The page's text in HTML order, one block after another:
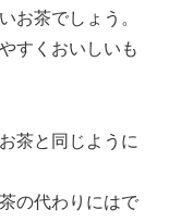
お茶でしょう。
すくおいしいも
茶と同じように
の代わりにはで